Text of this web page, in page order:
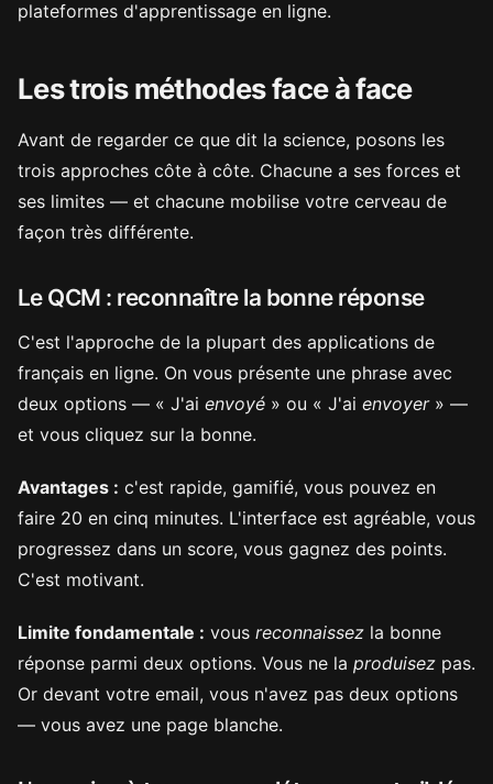
plateformes d'apprentissage en ligne.
Les trois méthodes face à face
Avant de regarder ce que dit la science, posons les
trois approches côte à côte. Chacune a ses forces et
ses limites — et chacune mobilise votre cerveau de
façon très différente.
Le QCM : reconnaître la bonne réponse
C'est l'approche de la plupart des applications de
français en ligne. On vous présente une phrase avec
deux options — « J'ai envoyé » ou « J'ai envoyer» —
et vous cliquez sur la bonne.
Avantages : c'est rapide, gamifié, vous pouvez en
faire 20 en cinq minutes. L'interface est agréable, vous
progressez dans un score, vous gagnez des points.
C'est motivant.
Limite fondamentale : vous reconnaissez la bonne
réponse parmi deux options. Vous ne la produisez pas.
Or devant votre email, vous n'avez pas deux options
— vous avez une page blanche.